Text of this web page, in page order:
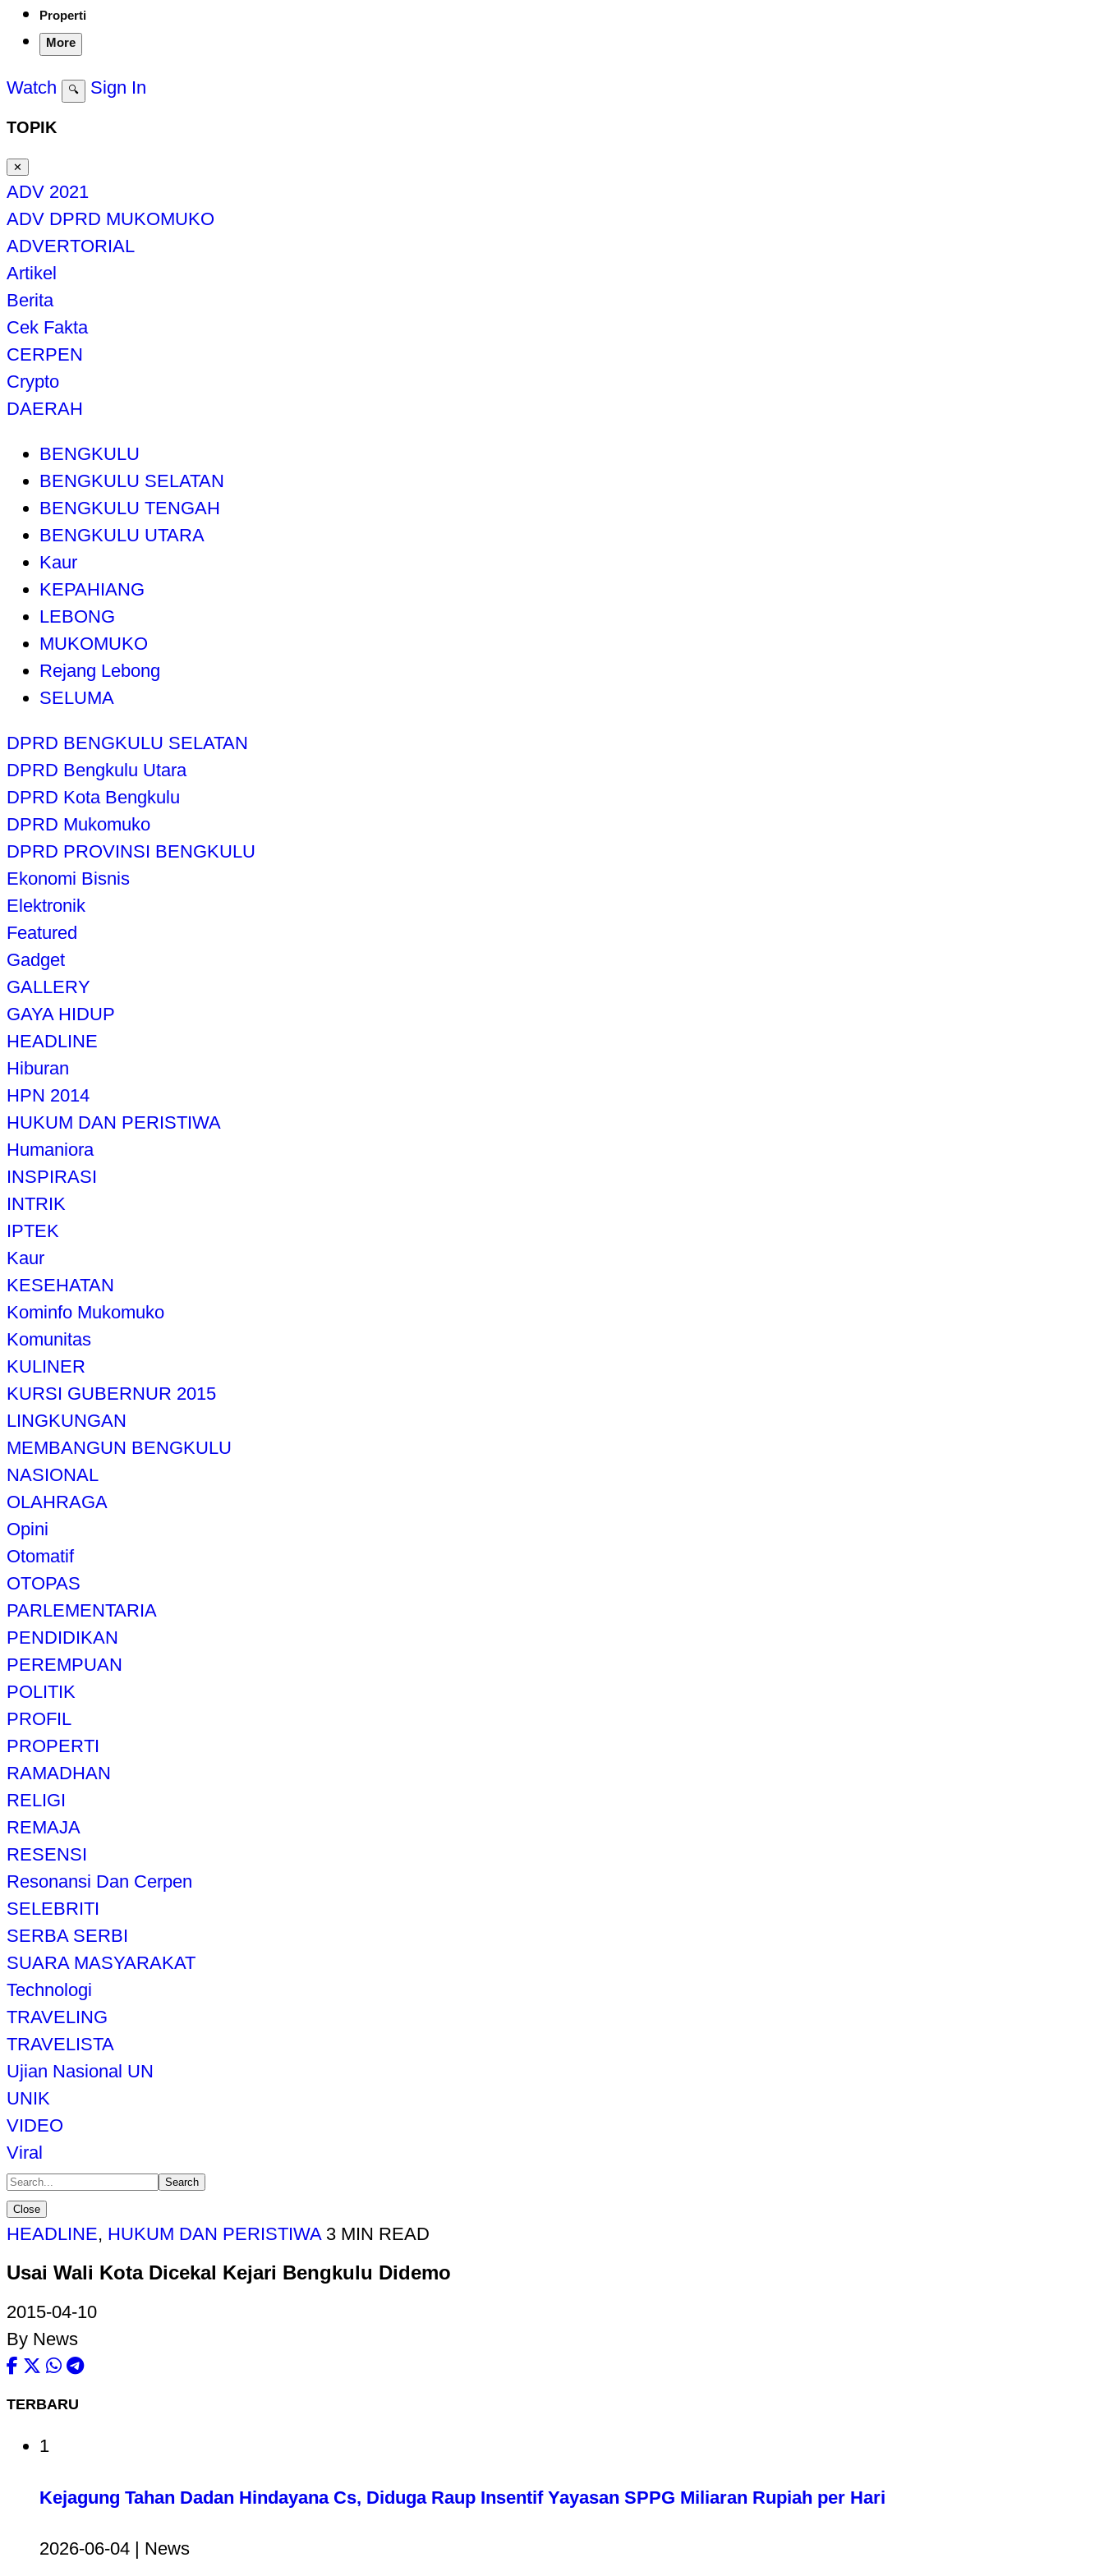
Properti
More
Watch 🔍 Sign In
TOPIK
✕
ADV 2021
ADV DPRD MUKOMUKO
ADVERTORIAL
Artikel
Berita
Cek Fakta
CERPEN
Crypto
DAERAH
BENGKULU
BENGKULU SELATAN
BENGKULU TENGAH
BENGKULU UTARA
Kaur
KEPAHIANG
LEBONG
MUKOMUKO
Rejang Lebong
SELUMA
DPRD BENGKULU SELATAN
DPRD Bengkulu Utara
DPRD Kota Bengkulu
DPRD Mukomuko
DPRD PROVINSI BENGKULU
Ekonomi Bisnis
Elektronik
Featured
Gadget
GALLERY
GAYA HIDUP
HEADLINE
Hiburan
HPN 2014
HUKUM DAN PERISTIWA
Humaniora
INSPIRASI
INTRIK
IPTEK
Kaur
KESEHATAN
Kominfo Mukomuko
Komunitas
KULINER
KURSI GUBERNUR 2015
LINGKUNGAN
MEMBANGUN BENGKULU
NASIONAL
OLAHRAGA
Opini
Otomatif
OTOPAS
PARLEMENTARIA
PENDIDIKAN
PEREMPUAN
POLITIK
PROFIL
PROPERTI
RAMADHAN
RELIGI
REMAJA
RESENSI
Resonansi Dan Cerpen
SELEBRITI
SERBA SERBI
SUARA MASYARAKAT
Technologi
TRAVELING
TRAVELISTA
Ujian Nasional UN
UNIK
VIDEO
Viral
Search
Close
HEADLINE, HUKUM DAN PERISTIWA 3 MIN READ
Usai Wali Kota Dicekal Kejari Bengkulu Didemo
2015-04-10
By News
TERBARU
1
Kejagung Tahan Dadan Hindayana Cs, Diduga Raup Insentif Yayasan SPPG Miliaran Rupiah per Hari
2026-06-04 | News